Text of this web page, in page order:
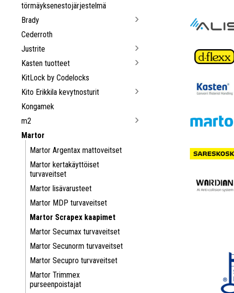
törmäyksenestojärjestelmä
Brady
Cederroth
Justrite
Kasten tuotteet
KitLock by Codelocks
Kito Erikkila kevytnosturit
Kongamek
m2
Martor
Martor Argentax mattoveitset
Martor kertakäyttöiset
turvaveitset
Martor lisävarusteet
Martor MDP turvaveitset
Martor Scrapex kaapimet
Martor Secumax turvaveitset
Martor Secunorm turvaveitset
Martor Secupro turvaveitset
Martor Trimmex
purseenpoistajat